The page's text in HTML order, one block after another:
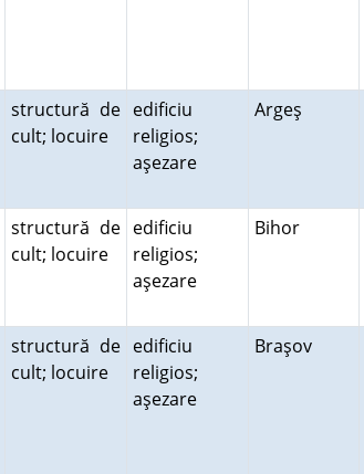
structură de
cult; locuire
edificiu
religios;
aşezare
Argeş
structură de
cult; locuire
edificiu
religios;
aşezare
Bihor
structură de
cult; locuire
edificiu
religios;
aşezare
Braşov